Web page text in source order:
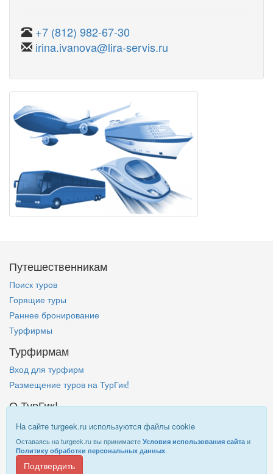
+7 (812) 982-67-30
irina.ivanova@lira-servis.ru
На сайте turgeek.ru используются файлы cookie
Оставаясь на turgeek.ru вы принимаете Условия использования сайта и
Политику обработки персональных данных.
Подтвердить
Путешественникам
Поиск туров
Горящие туры
Раннее бронирование
Турфирмы
Турфирмам
Вход для турфирм
Размещение туров на ТурГик!
О ТурГик!
Кто такой ТурГик?
Правовая информация